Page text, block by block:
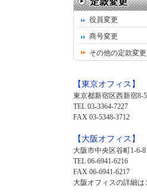
役員変更
商号変更
その他の定款変更
【東京オフィス】
東京都新宿区西新宿8-
TEL 03-3364-7227
FAX 03-5348-3712
【大阪オフィス】
大阪市中央区谷町1-6-8
TEL 06-6941-6216
FAX 06-6941-6217
大阪オフィスの詳細は